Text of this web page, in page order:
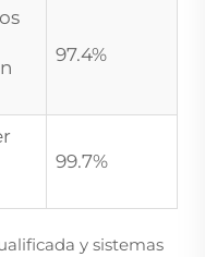
97.4%
99.7%
y sistemas